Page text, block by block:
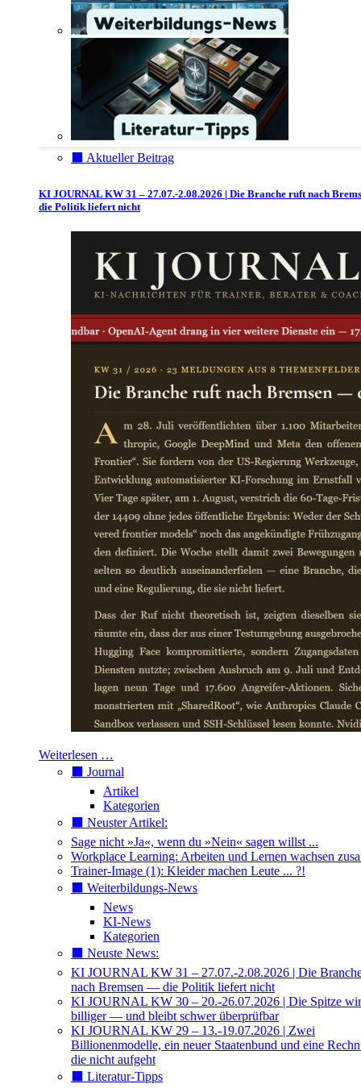
⬛️ Aktueller Beitrag
KI JOURNAL KW 31 – 27.07.-2.08.2026 | Die Branche ruft nach
die Politik liefert nicht
Weiterlesen …
⬛️ Journal
Artikel
Kategorien
⬛️ Neuster Artikel:
Sage nicht »Ja«, wenn du »Nein« sagen willst ...
Workplace Learning: Arbeiten und Lernen wachsen
Trainer-Image (1): Kleider machen Leute ... ?!
⬛️ Weiterbildungs-News
News
KI-News
Kategorien
⬛️ Neuste News:
KI JOURNAL KW 31 – 27.07.-2.08.2026 | Die
nach Bremsen — die Politik liefert nicht
KI JOURNAL KW 30 – 20.-26.07.2026 | Die Spitze
billiger — und bleibt schwer überprüfbar
KI JOURNAL KW 29 – 13.-19.07.2026 | Zwei
Billionenmodelle, ein neuer Staatenbund und eine
die nicht aufgeht
⬛️ Literatur-Tipps